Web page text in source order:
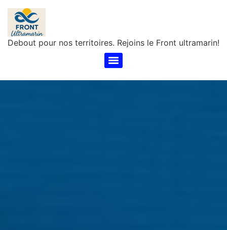
Debout pour nos territoires. Rejoins le Front ultramarin!